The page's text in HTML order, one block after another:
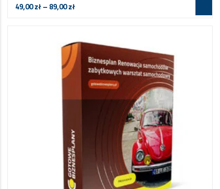
49,00zł– 89,00zł